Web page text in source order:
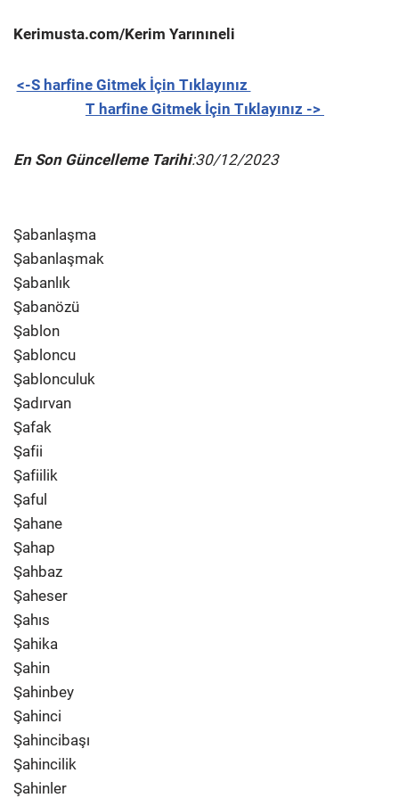
Kerimusta.com/Kerim Yarınıneli
<-S harfine Gitmek İçin Tıklayınız
T harfine Gitmek İçin Tıklayınız ->
En Son Güncelleme Tarihi:30/12/2023
Şabanlaşma
Şabanlaşmak
Şabanlık
Şabanözü
Şablon
Şabloncu
Şablonculuk
Şadırvan
Şafak
Şafii
Şafiilik
Şaful
Şahane
Şahap
Şahbaz
Şaheser
Şahıs
Şahika
Şahin
Şahinbey
Şahinci
Şahincibaşı
Şahincilik
Şahinler